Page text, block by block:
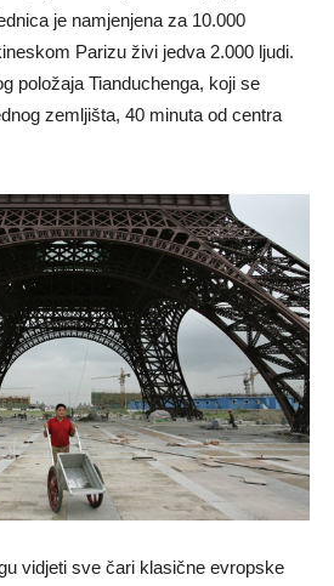
je namjenjena za 10.000
Parizu živi jedva 2.000 ljudi.
položaja Tianduchenga, koji se
zemljišta, 40 minuta od centra
vidjeti sve čari klasične evropske